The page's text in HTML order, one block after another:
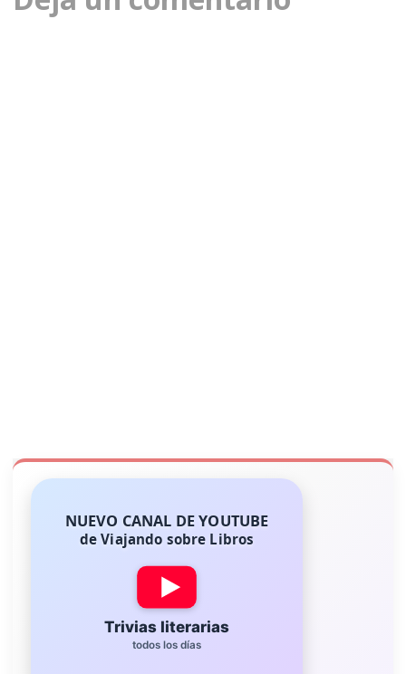
entrada
NUEVO CANAL DE YOUTUBE
de Viajando sobre Libros
Trivias literarias
todos los días